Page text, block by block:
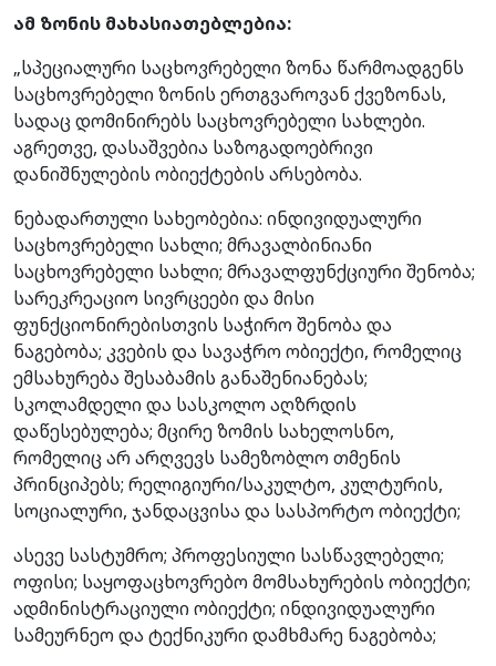
ამ ზონის მახასიათებლებია:
„სპეციალური საცხოვრებელი ზონა წარმოადგენს
საცხოვრებელი ზონის ერთგვაროვან ქვეზონას,
სადაც დომინირებს საცხოვრებელი სახლები.
აგრეთვე, დასაშვებია საზოგადოებრივი
დანიშნულების ობიექტების არსებობა.
ნებადართული სახეობებია: ინდივიდუალური
საცხოვრებელი სახლი; მრავალბინიანი
საცხოვრებელი სახლი; მრავალფუნქციური შენობა;
სარეკრეაციო სივრცეები და მისი
ფუნქციონირებისთვის საჭირო შენობა და
ნაგებობა; კვების და სავაჭრო ობიექტი, რომელიც
ემსახურება შესაბამის განაშენიანებას;
სკოლამდელი და სასკოლო აღზრდის
დაწესებულება; მცირე ზომის სახელოსნო,
რომელიც არ არღვევს სამეზობლო თმენის
პრინციპებს; რელიგიური/საკულტო, კულტურის,
სოციალური, ჯანდაცვისა და სასპორტო ობიექტი;
ასევე სასტუმრო; პროფესიული სასწავლებელი;
ოფისი; საყოფაცხოვრებო მომსახურების ობიექტი;
ადმინისტრაციული ობიექტი; ინდივიდუალური
სამეურნეო და ტექნიკური დამხმარე ნაგებობა;